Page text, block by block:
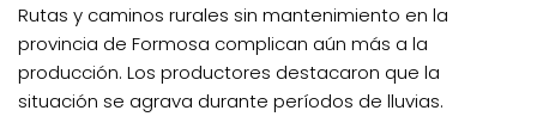
Rutas y caminos rurales sin mantenimiento en la
provincia de Formosa complican aún más a la
producción. Los productores destacaron que la
situación se agrava durante períodos de lluvias.